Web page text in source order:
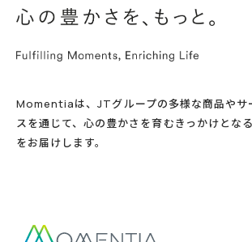
Momentiaは、JTグループの多様な商品やサ
スを通じて、心の豊かさを育むきっかけとな
をお届けします。